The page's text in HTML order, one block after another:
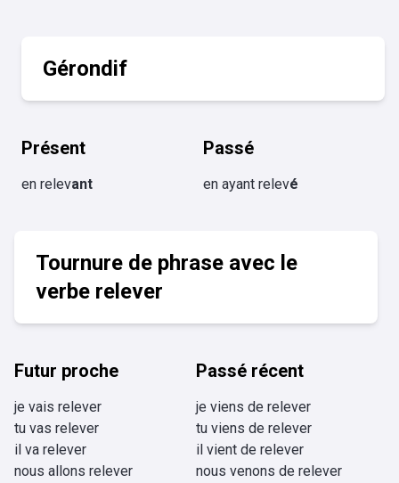
Gérondif
Présent
en relevant
Passé
en ayant relevé
Tournure de phrase avec le
verbe relever
Futur proche
je vais relever
tu vas relever
il va relever
nous allons relever
Passé récent
je viens de relever
tu viens de relever
il vient de relever
nous venons de relever